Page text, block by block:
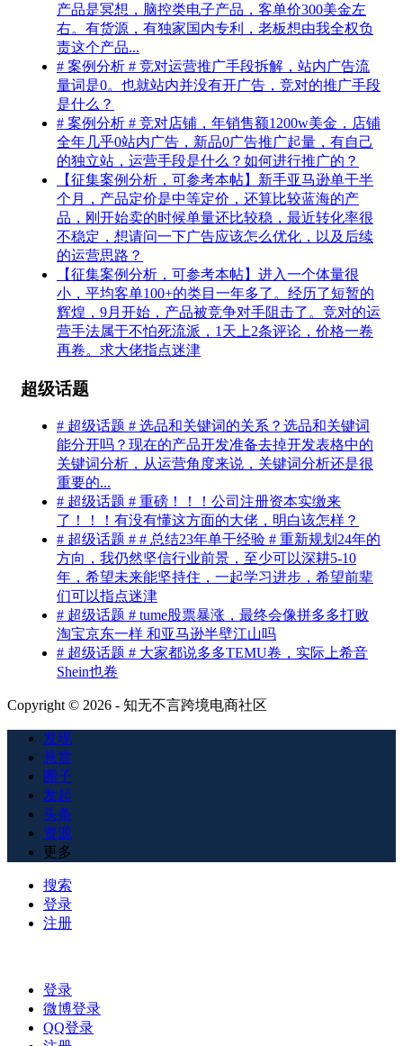
产品是冥想，脑控类电子产品，客单价300美金左
右。有货源，有独家国内专利，老板想由我全权负
责这个产品...
# 案例分析 # 竞对运营推广手段拆解，站内广告流
量词是0。也就站内并没有开广告，竞对的推广手段
是什么？
# 案例分析 # 竞对店铺，年销售额1200w美金，店铺
全年几乎0站内广告，新品0广告推广起量，有自己
的独立站，运营手段是什么？如何进行推广的？
【征集案例分析，可参考本帖】新手亚马逊单干半
个月，产品定价是中等定价，还算比较蓝海的产
品，刚开始卖的时候单量还比较稳，最近转化率很
不稳定，想请问一下广告应该怎么优化，以及后续
的运营思路？
【征集案例分析，可参考本帖】进入一个体量很
小，平均客单100+的类目一年多了。经历了短暂的
辉煌，9月开始，产品被竞争对手阻击了。竞对的运
营手法属于不怕死流派，1天上2条评论，价格一卷
再卷。求大佬指点迷津
超级话题
# 超级话题 # 选品和关键词的关系？选品和关键词
能分开吗？现在的产品开发准备去掉开发表格中的
关键词分析，从运营角度来说，关键词分析还是很
重要的...
# 超级话题 # 重磅！！！公司注册资本实缴来
了！！！有没有懂这方面的大佬，明白该怎样？
# 超级话题 # # 总结23年单干经验 # 重新规划24年的
方向，我仍然坚信行业前景，至少可以深耕5-10
年，希望未来能坚持住，一起学习进步，希望前辈
们可以指点迷津
# 超级话题 # tume股票暴涨，最终会像拼多多打败
淘宝京东一样 和亚马逊半壁江山吗
# 超级话题 # 大家都说多多TEMU卷，实际上希音
Shein也卷
Copyright © 2026 - 知无不言跨境电商社区
发现
悬赏
圈子
发起
头条
资源
更多
搜索
登录
注册
登录
微博登录
QQ登录